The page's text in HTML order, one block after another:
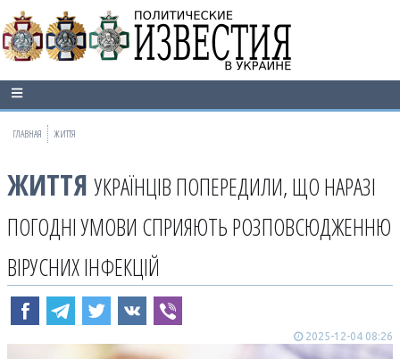
ГЛАВНАЯ ЖИТТЯ
ЖИТТЯ УКРАЇНЦІВ ПОПЕРЕДИЛИ, ЩО НАРАЗІ
ПОГОДНІ УМОВИ СПРИЯЮТЬ РОЗПОВСЮДЖЕННЮ
ВІРУСНИХ ІНФЕКЦІЙ
2025-12-04 08:26